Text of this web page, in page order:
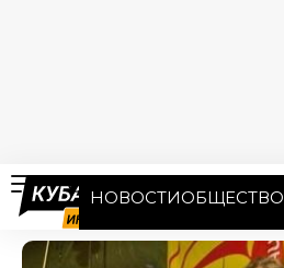
НОВОСТИОБЩЕСТВО